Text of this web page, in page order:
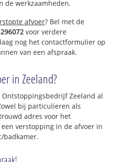
de werkzaamheden.
afvoer? Bel met de
voor verdere
nog het contactformulier op
van een afspraak.
in Zeeland?
Zeeland al
bij particulieren als
adres voor het
verstopping in de afvoer in
badkamer.